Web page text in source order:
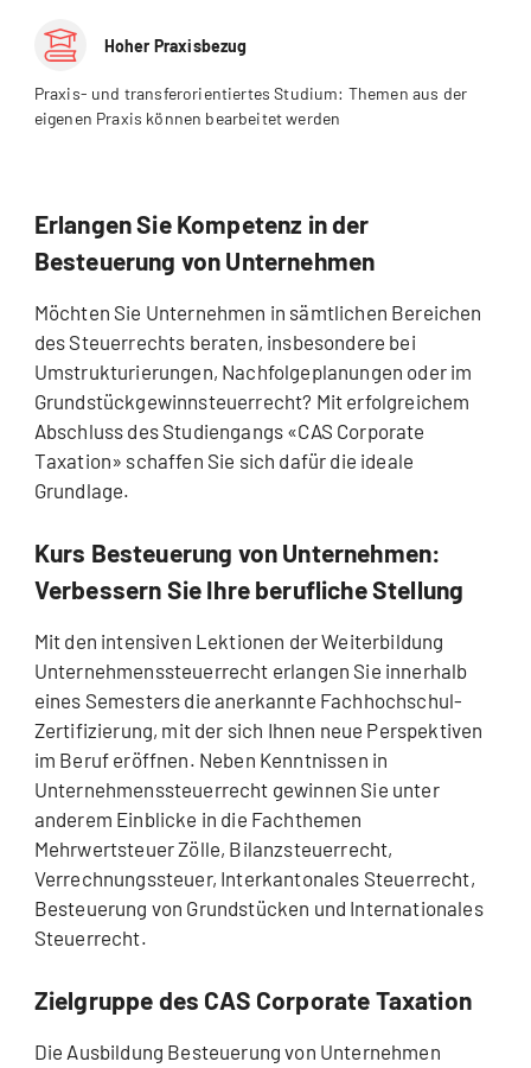
Hoher Praxisbezug
Praxis- und transferorientiertes Studium: Themen aus der
eigenen Praxis können bearbeitet werden
Erlangen Sie Kompetenz in der
Besteuerung von Unternehmen
Möchten Sie Unternehmen in sämtlichen Bereichen
des Steuerrechts beraten, insbesondere bei
Umstrukturierungen, Nachfolgeplanungen oder im
Grundstückgewinnsteuerrecht? Mit erfolgreichem
Abschluss des Studiengangs «CAS Corporate
Taxation» schaffen Sie sich dafür die ideale
Grundlage.
Kurs Besteuerung von Unternehmen:
Verbessern Sie Ihre berufliche Stellung
Mit den intensiven Lektionen der Weiterbildung
Unternehmenssteuerrecht erlangen Sie innerhalb
eines Semesters die anerkannte Fachhochschul-
Zertifizierung, mit der sich Ihnen neue Perspektiven
im Beruf eröffnen. Neben Kenntnissen in
Unternehmenssteuerrecht gewinnen Sie unter
anderem Einblicke in die Fachthemen
Mehrwertsteuer Zölle, Bilanzsteuerrecht,
Verrechnungssteuer, Interkantonales Steuerrecht,
Besteuerung von Grundstücken und Internationales
Steuerrecht.
Zielgruppe des CAS Corporate Taxation
Die Ausbildung Besteuerung von Unternehmen